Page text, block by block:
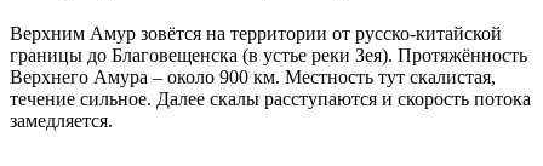
Верхним Амур зовётся на территории от русско-китайской
границы до Благовещенска (в устье реки Зея). Протяжённость
Верхнего Амура – около 900 км. Местность тут скалистая,
течение сильное. Далее скалы расступаются и скорость потока
замедляется.